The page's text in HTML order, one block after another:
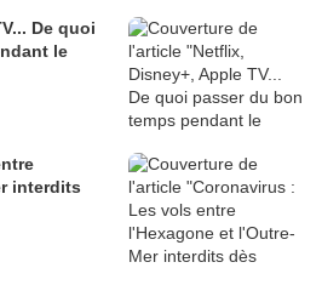
De quoi
le
interdits